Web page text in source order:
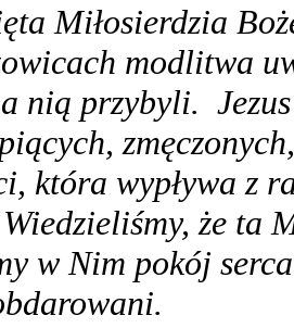
Miłosierdzia
modlitwa
nią przybyli.
która wypływa z
że ta
w Nim pokój